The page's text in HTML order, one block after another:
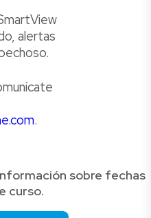
alertas
.
sobre fechas
curso.